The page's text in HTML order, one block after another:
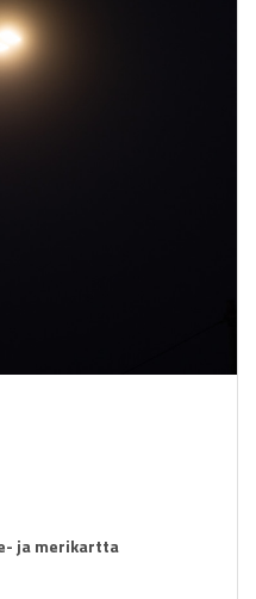
ja merikartta